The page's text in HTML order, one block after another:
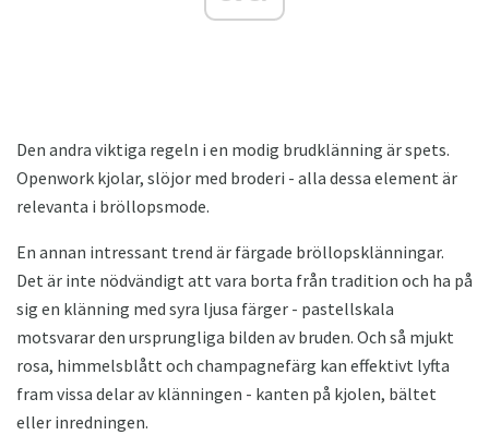
Den andra viktiga regeln i en modig brudklänning är spets.
Openwork kjolar, slöjor med broderi - alla dessa element är
relevanta i bröllopsmode.
En annan intressant trend är färgade bröllopsklänningar.
Det är inte nödvändigt att vara borta från tradition och ha på
sig en klänning med syra ljusa färger - pastellskala
motsvarar den ursprungliga bilden av bruden. Och så mjukt
rosa, himmelsblått och champagnefärg kan effektivt lyfta
fram vissa delar av klänningen - kanten på kjolen, bältet
eller inredningen.